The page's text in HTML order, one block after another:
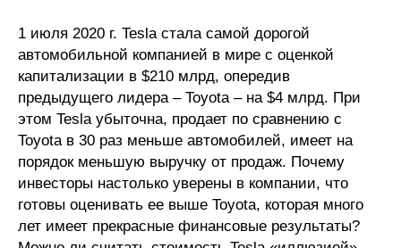
Отрасли и регионы
Inforum
Ученый совет
Материалы
1 июля 2020 г. Tesla стала самой дорогой
автомобильной компанией в мире с оценкой
капитализации в $210 млрд, опередив
предыдущего лидера – Toyota – на $4 млрд. При
этом Tesla убыточна, продает по сравнению с
Toyota в 30 раз меньше автомобилей, имеет на
порядок меньшую выручку от продаж. Почему
инвесторы настолько уверены в компании, что
готовы оценивать ее выше Toyota, которая много
лет имеет прекрасные финансовые результаты?